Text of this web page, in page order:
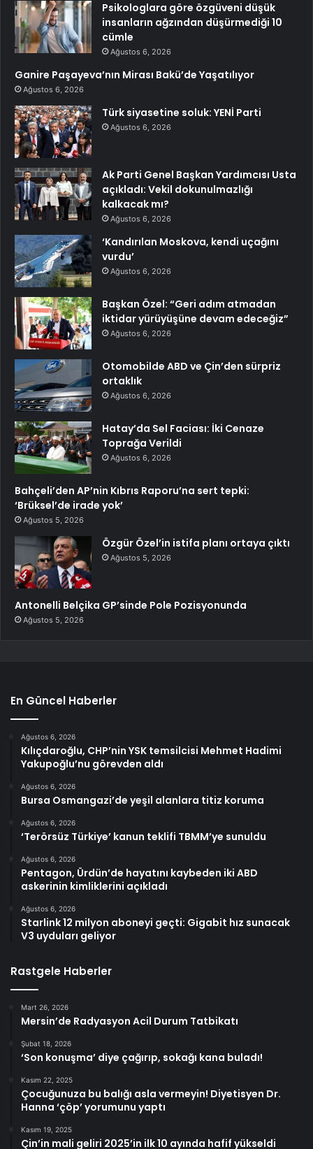
Psikologlara göre özgüveni düşük
insanların ağzından düşürmediği 10
cümle
Ağustos 6, 2026
Ganire Paşayeva’nın Mirası Bakü’de Yaşatılıyor
Ağustos 6, 2026
Türk siyasetine soluk: YENİ Parti
Ağustos 6, 2026
Ak Parti Genel Başkan Yardımcısı Usta
açıkladı: Vekil dokunulmazlığı
kalkacak mı?
Ağustos 6, 2026
‘Kandırılan Moskova, kendi uçağını
vurdu’
Ağustos 6, 2026
Başkan Özel: “Geri adım atmadan
iktidar yürüyüşüne devam edeceğiz”
Ağustos 6, 2026
Otomobilde ABD ve Çin’den sürpriz
ortaklık
Ağustos 6, 2026
Hatay’da Sel Faciası: İki Cenaze
Toprağa Verildi
Ağustos 6, 2026
Bahçeli’den AP’nin Kıbrıs Raporu’na sert tepki:
‘Brüksel’de irade yok’
Ağustos 5, 2026
Özgür Özel’in istifa planı ortaya çıktı
Ağustos 5, 2026
Antonelli Belçika GP’sinde Pole Pozisyonunda
Ağustos 5, 2026
En Güncel Haberler
Ağustos 6, 2026
Kılıçdaroğlu, CHP’nin YSK temsilcisi Mehmet Hadimi
Yakupoğlu’nu görevden aldı
Ağustos 6, 2026
Bursa Osmangazi’de yeşil alanlara titiz koruma
Ağustos 6, 2026
‘Terörsüz Türkiye’ kanun teklifi TBMM’ye sunuldu
Ağustos 6, 2026
Pentagon, Ürdün’de hayatını kaybeden iki ABD
askerinin kimliklerini açıkladı
Ağustos 6, 2026
Starlink 12 milyon aboneyi geçti: Gigabit hız sunacak
V3 uyduları geliyor
Rastgele Haberler
Mart 26, 2026
Mersin’de Radyasyon Acil Durum Tatbikatı
Şubat 18, 2026
‘Son konuşma’ diye çağırıp, sokağı kana buladı!
Kasım 22, 2025
Çocuğunuza bu balığı asla vermeyin! Diyetisyen Dr.
Hanna ‘çöp’ yorumunu yaptı
Kasım 19, 2025
Çin’in mali geliri 2025’in ilk 10 ayında hafif yükseldi